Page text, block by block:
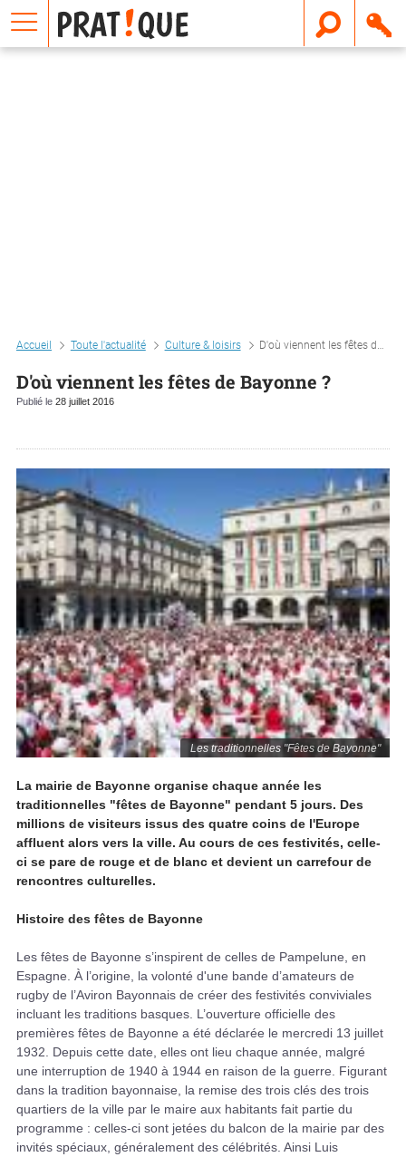
Accueil Toute l'actualité Culture & loisirs D'où viennent les fêtes de bayonne ?
D'où viennent les fêtes de Bayonne ?
Publié le 28 juillet 2016
Les traditionnelles "Fêtes de Bayonne"
La mairie de Bayonne organise chaque année les
traditionnelles "fêtes de Bayonne" pendant 5 jours. Des
millions de visiteurs issus des quatre coins de l'Europe
affluent alors vers la ville. Au cours de ces festivités, celle-
ci se pare de rouge et de blanc et devient un carrefour de
rencontres culturelles.
Histoire des fêtes de Bayonne
Les fêtes de Bayonne s’inspirent de celles de Pampelune, en
Espagne. À l’origine, la volonté d'une bande d’amateurs de
rugby de l’Aviron Bayonnais de créer des festivités conviviales
incluant les traditions basques. L’ouverture officielle des
premières fêtes de Bayonne a été déclarée le mercredi 13 juillet
1932. Depuis cette date, elles ont lieu chaque année, malgré
une interruption de 1940 à 1944 en raison de la guerre. Figurant
dans la tradition bayonnaise, la remise des trois clés des trois
quartiers de la ville par le maire aux habitants fait partie du
programme : celles-ci sont jetées du balcon de la mairie par des
invités spéciaux, généralement des célébrités. Ainsi Luis
E
m
a